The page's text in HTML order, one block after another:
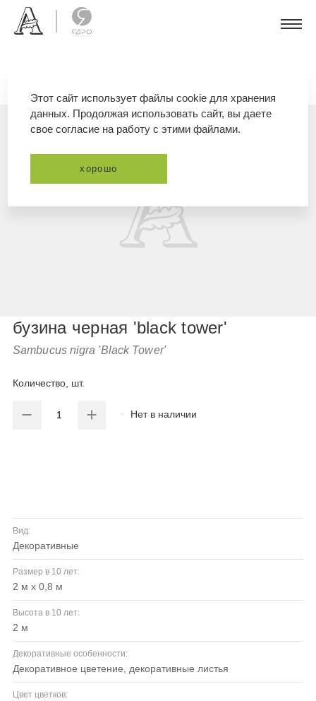
бузина черная 'black tower'
Sambucus nigra 'Black Tower'
Количество, шт.
Нет в наличии
Вид:
декоративные
Размер в 10 лет:
2 м x 0,8 м
Высота в 10 лет:
2 м
Декоративные особенности:
декоративное цветение, декоративные листья
Цвет цветков:
Этот сайт использует файлы cookie для хранения
данных. Продолжая использовать сайт, вы даете
свое согласие на работу с этими файлами.
хорошо